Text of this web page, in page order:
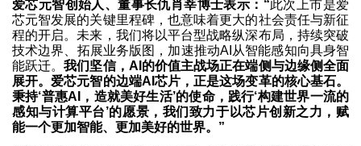
爱芯元智创始人、董事长仇肖莘博士表示：“此次上市是爱
芯元智发展的关键里程碑，也意味着更大的社会责任与新征
程的开启。未来，我们将以平台型战略纵深布局，持续突破
技术边界、拓展业务版图，加速推动AI从智能感知向具身智
能跃迁。我们坚信，AI的价值主战场正在端侧与边缘侧全面
展开。爱芯元智的边端AI芯片，正是这场变革的核心基石。
秉持‘普惠AI，造就美好生活’的使命，践行‘构建世界一流的
感知与计算平台’的愿景，我们致力于以芯片创新之力，赋
能一个更加智能、更加美好的世界。”